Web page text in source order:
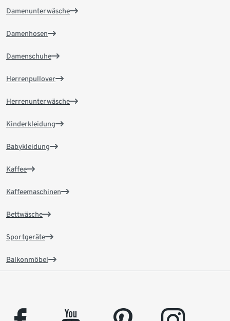
Damenunterwäsche
Damenhosen
Damenschuhe
Herrenpullover
Herrenunterwäsche
Kinderkleidung
Babykleidung
Kaffee
Kaffeemaschinen
Bettwäsche
Sportgeräte
Balkonmöbel